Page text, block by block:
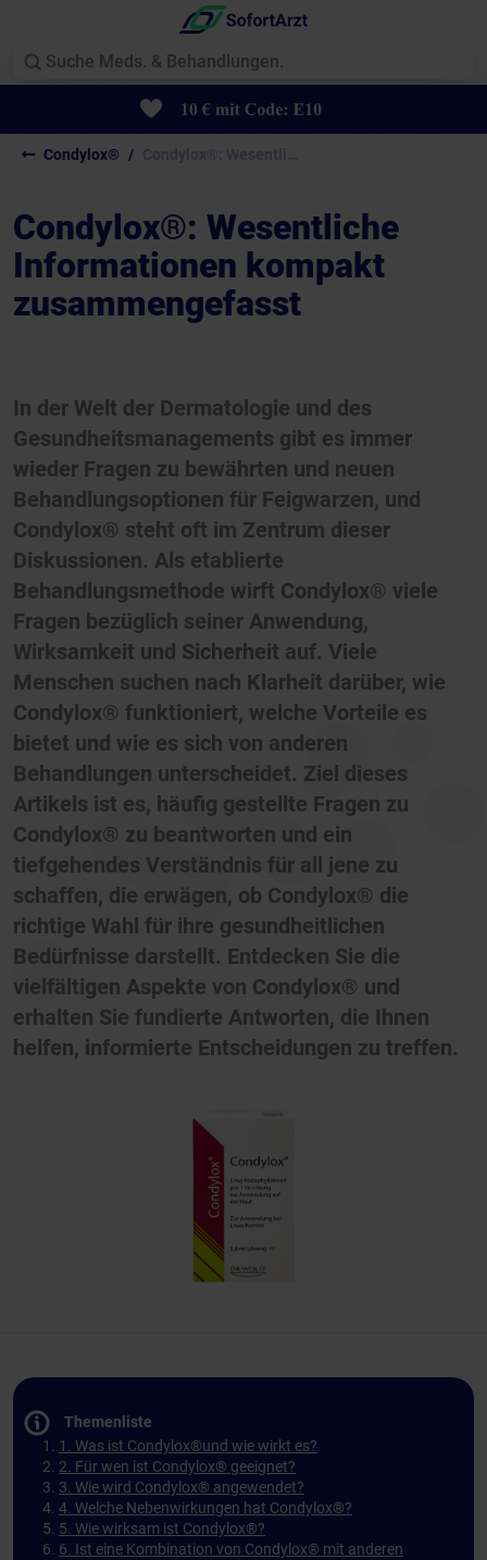
Condylox®
Condylox®: Wesentliche
Informationen kompakt
zusammengefasst
In der Welt der Dermatologie und des
Gesundheitsmanagements gibt es immer
wieder Fragen zu bewährten und neuen
Behandlungsoptionen für Feigwarzen, und
Condylox® steht oft im Zentrum dieser
Diskussionen. Als etablierte
Behandlungsmethode wirft Condylox® viele
Fragen bezüglich seiner Anwendung,
Wirksamkeit und Sicherheit auf. Viele
Menschen suchen nach Klarheit darüber, wie
Condylox® funktioniert, welche Vorteile es
bietet und wie es sich von anderen
Behandlungen unterscheidet. Ziel dieses
Artikels ist es, häufig gestellte Fragen zu
Condylox® zu beantworten und ein
tiefgehendes Verständnis für all jene zu
schaffen, die erwägen, ob Condylox® die
richtige Wahl für ihre gesundheitlichen
Bedürfnisse darstellt. Entdecken Sie die
vielfältigen Aspekte von Condylox® und
erhalten Sie fundierte Antworten, die Ihnen
helfen, informierte Entscheidungen zu treffen.
Themenliste
1. Was ist Condylox®und wie wirkt es?
2. Für wen ist Condylox® geeignet?
3. Wie wird Condylox® angewendet?
4. Welche Nebenwirkungen hat Condylox®?
5. Wie wirksam ist Condylox®?
6. Ist eine Kombination von Condylox® mit anderen